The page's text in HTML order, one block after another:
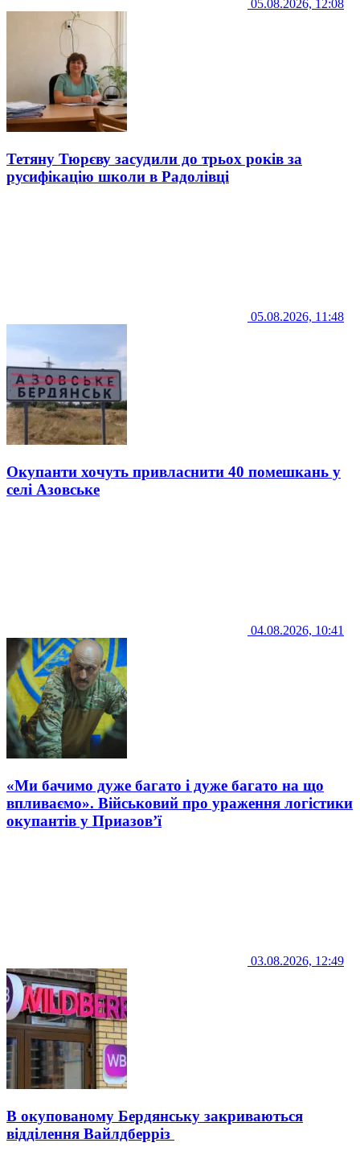
05.08.2026, 12:08
Тетяну Тюрєву засудили до трьох років за
русифікацію школи в Радолівці
05.08.2026, 11:48
Окупанти хочуть привласнити 40 помешкань у
селі Азовське
04.08.2026, 10:41
«Ми бачимо дуже багато і дуже багато на що
впливаємо». Військовий про ураження логістики
окупантів у Приазов’ї
03.08.2026, 12:49
В окупованому Бердянську закриваються
відділення Вайлдберріз